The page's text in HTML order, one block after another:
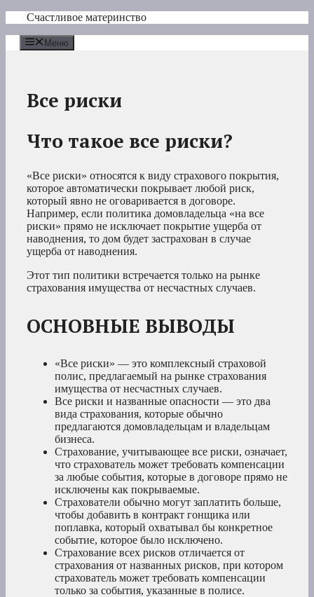
Перейти
содержимому
Счастливое материнство
Меню
Все риски
Что такое все риски?
«Все риски» относятся к виду страхового покрытия,
которое автоматически покрывает любой риск,
который явно не оговаривается в договоре.
Например, если политика домовладельца «на все
риски» прямо не исключает покрытие ущерба от
наводнения, то дом будет застрахован в случае
ущерба от наводнения.
Этот тип политики встречается только на рынке
страхования имущества от несчастных случаев.
ОСНОВНЫЕ ВЫВОДЫ
«Все риски» — это комплексный страховой
полис, предлагаемый на рынке страхования
имущества от несчастных случаев.
Все риски и названные опасности — это два
вида страхования, которые обычно
предлагаются домовладельцам и владельцам
бизнеса.
Страхование, учитывающее все риски, означает,
что страхователь может требовать компенсации
за любые события, которые в договоре прямо не
исключены как покрываемые.
Страхователи обычно могут заплатить больше,
чтобы добавить в контракт гонщика или
поплавка, который охватывал бы конкретное
событие, которое было исключено.
Страхование всех рисков отличается от
страхования от названных рисков, при котором
страхователь может требовать компенсации
только за события, указанные в полисе.